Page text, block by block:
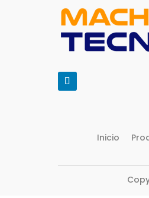
Inicio